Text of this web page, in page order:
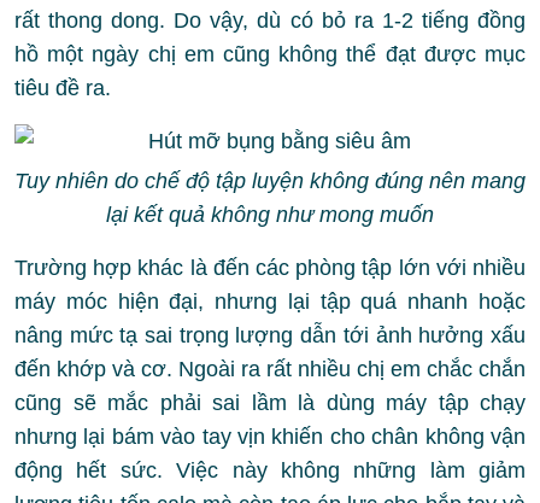
rất thong dong. Do vậy, dù có bỏ ra 1-2 tiếng đồng
hồ một ngày chị em cũng không thể đạt được mục
tiêu đề ra.
Tuy nhiên do chế độ tập luyện không đúng nên mang
lại kết quả không như mong muốn
Trường hợp khác là đến các phòng tập lớn với nhiều
máy móc hiện đại, nhưng lại tập quá nhanh hoặc
nâng mức tạ sai trọng lượng dẫn tới ảnh hưởng xấu
đến khớp và cơ. Ngoài ra rất nhiều chị em chắc chắn
cũng sẽ mắc phải sai lầm là dùng máy tập chạy
nhưng lại bám vào tay vịn khiến cho chân không vận
động hết sức. Việc này không những làm giảm